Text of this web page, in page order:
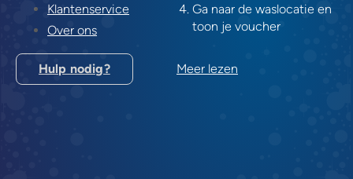
Klantenservice
Over ons
Hulp nodig?
Ga naar de waslocatie en
toon je voucher
Meer lezen